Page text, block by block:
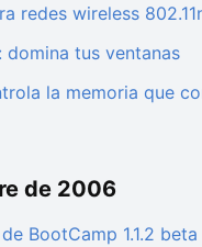
redes wireless
domina tus ventanas
la memoria que
de 2006
BootCamp 1.1.2 beta